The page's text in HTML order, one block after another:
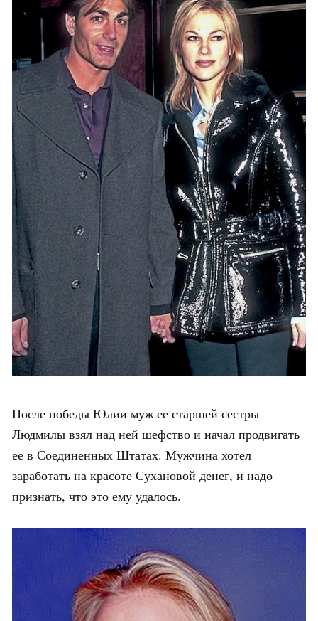
После победы Юлии муж ее старшей сестры
Людмилы взял над ней шефство и начал продвигать
ее в Соединенных Штатах. Мужчина хотел
заработать на красоте Сухановой денег, и надо
признать, что это ему удалось.